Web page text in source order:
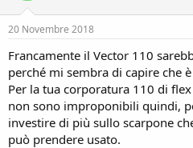
20 Novembre 2018
Francamente il Vector 110
perché mi sembra di capire che
Per la tua corporatura 110 di
non sono improponibili quindi,
investire di più sullo scarpone
può prendere usato.